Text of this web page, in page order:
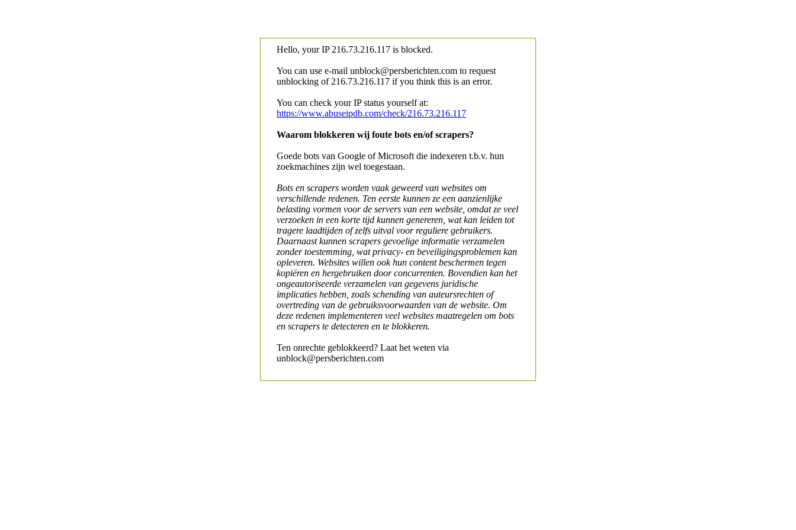
Hello, your IP 216.73.216.117 is blocked.
You can use e-mail unblock@persberichten.com to request
unblocking of 216.73.216.117 if you think this is an error.
You can check your IP status yourself at:
https://www.abuseipdb.com/check/216.73.216.117
Waarom blokkeren wij foute bots en/of scrapers?
Goede bots van Google of Microsoft die indexeren t.b.v. hun
zoekmachines zijn wel toegestaan.
Bots en scrapers worden vaak geweerd van websites om
verschillende redenen. Ten eerste kunnen ze een aanzienlijke
belasting vormen voor de servers van een website, omdat ze veel
verzoeken in een korte tijd kunnen genereren, wat kan leiden tot
tragere laadtijden of zelfs uitval voor reguliere gebruikers.
Daarnaast kunnen scrapers gevoelige informatie verzamelen
zonder toestemming, wat privacy- en beveiligingsproblemen kan
opleveren. Websites willen ook hun content beschermen tegen
kopiëren en hergebruiken door concurrenten. Bovendien kan het
ongeautoriseerde verzamelen van gegevens juridische
implicaties hebben, zoals schending van auteursrechten of
overtreding van de gebruiksvoorwaarden van de website. Om
deze redenen implementeren veel websites maatregelen om bots
en scrapers te detecteren en te blokkeren.
Ten onrechte geblokkeerd? Laat het weten via
unblock@persberichten.com